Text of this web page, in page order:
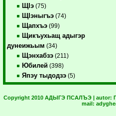
ЩIэ (75)
ЩIэныгъэ (74)
Щапхъэ (99)
Щикъухьащ адыгэр
дунеижьым (34)
Щэнхабзэ (211)
Юбилей (398)
Япэу тыдодзэ (5)
Copyright 2010 АДЫГЭ ПСАЛЪЭ | autor:
mail: